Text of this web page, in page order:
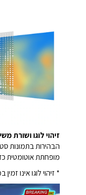
זיהוי לוגו ושורת
הבהירות בתמונות
מופחתת אוטומטית
* זיהוי לוגו אינו